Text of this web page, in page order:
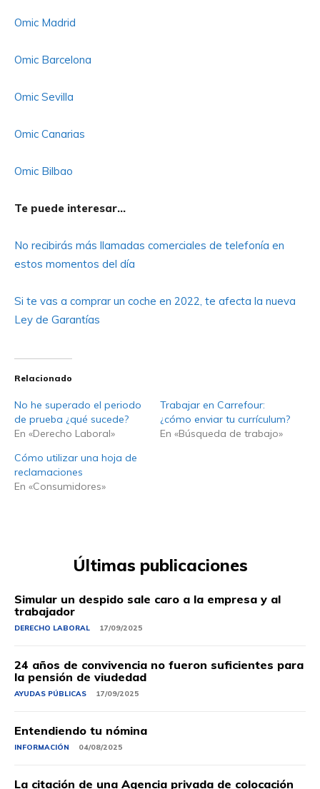
Omic Madrid
Omic Barcelona
Omic Sevilla
Omic Canarias
Omic Bilbao
Te puede interesar…
No recibirás más llamadas comerciales de telefonía en
estos momentos del día
Si te vas a comprar un coche en 2022, te afecta la nueva
Ley de Garantías
Relacionado
No he superado el periodo
de prueba ¿qué sucede?
En «Derecho Laboral»
Trabajar en Carrefour:
¿cómo enviar tu currículum?
En «Búsqueda de trabajo»
Cómo utilizar una hoja de
reclamaciones
En «Consumidores»
Últimas publicaciones
Simular un despido sale caro a la empresa y al
trabajador
DERECHO LABORAL 17/09/2025
24 años de convivencia no fueron suficientes para
la pensión de viudedad
AYUDAS PÚBLICAS 17/09/2025
Entendiendo tu nómina
INFORMACIÓN 04/08/2025
La citación de una Agencia privada de colocación